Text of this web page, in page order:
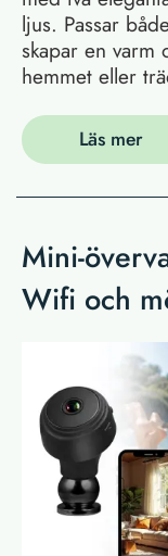
ljus. Passar
skapar en varm
hemmet eller
Läs mer
Mini-
Wifi och